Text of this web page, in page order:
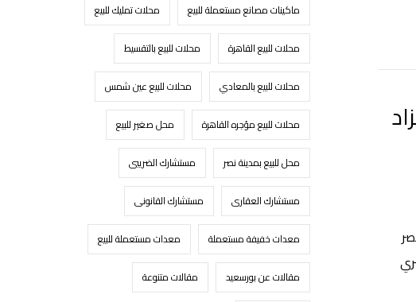
ماكينات مصانع مستعملة للبيع محلات تمليك للبيع
محلات للبيع القاهرة محلات للبيع بالتقسيط
محلات للبيع بالمعادي محلات للبيع عين شمس
محلات للبيع مؤجره القاهرة محل صغير للبيع
محل للبيع بمدينة نصر مستشارك الضريبى
مستشارك العقارى مستشارك القانونى
معدات خفيفة مستعملة معدات مستعملة للبيع
مقالات عن بورسعيد مقالات متنوعة